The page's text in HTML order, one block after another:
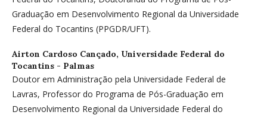
Graduação em Desenvolvimento Regional da Universidade
Federal do Tocantins (PPGDR/UFT).
Airton Cardoso Cançado, Universidade Federal do
Tocantins - Palmas
Doutor em Administração pela Universidade Federal de
Lavras, Professor do Programa de Pós-Graduação em
Desenvolvimento Regional da Universidade Federal do